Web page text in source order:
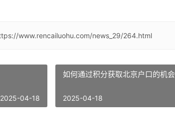
www.rencailuohu.com/news_29/264.html
2025-04-18
如何通过积分获取北京户口的机会
2025-04-18